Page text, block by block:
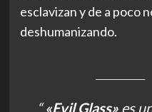
esclavizan y de a poco
deshumanizando.
“«Evil Glass» es